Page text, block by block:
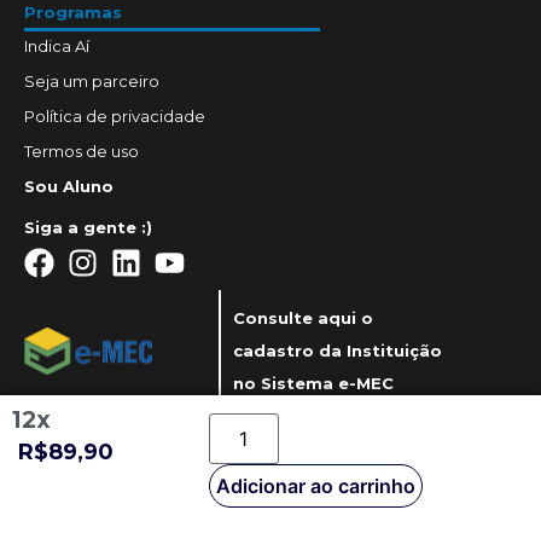
12x
R$89,90
Adicionar ao carrinho
Programas
Indica Aí
Seja um parceiro
Política de privacidade
Termos de uso
Sou Aluno
Siga a gente :)
Consulte aqui o
cadastro da Instituição
no Sistema e-MEC